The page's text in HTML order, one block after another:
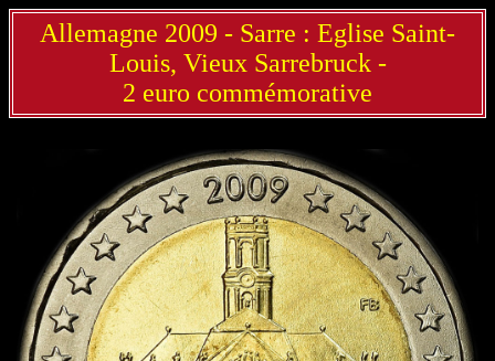
Allemagne 2009 - Sarre : Eglise Saint-
Louis, Vieux Sarrebruck -
2 euro commémorative